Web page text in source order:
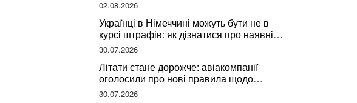
02.08.2026
Українці в Німеччині можуть бути не в
курсі штрафів: як дізнатися про наявні
борги
30.07.2026
Літати стане дорожче: авіакомпанії
оголосили про нові правила щодо
вибору місць
30.07.2026